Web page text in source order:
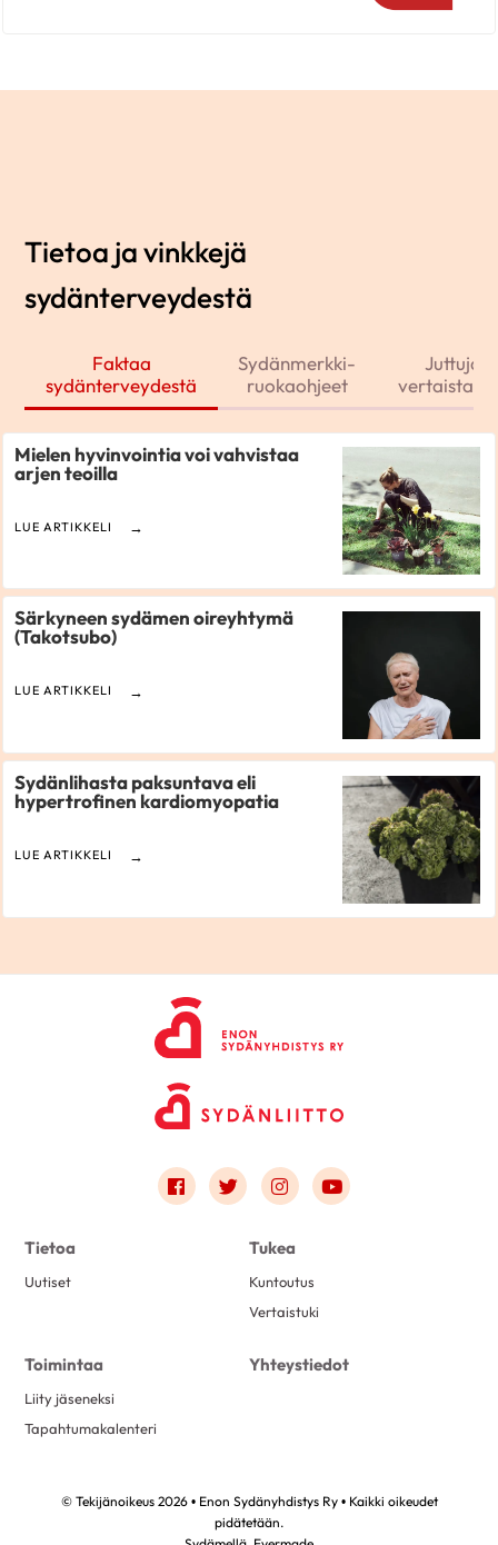
Tietoa ja vinkkejä
sydänterveydestä
Faktaa
sydänterveydestä
Sydänmerkki-
ruokaohjeet
Juttuja
Mielen hyvinvointia voi vahvistaa
arjen teoilla
LUE ARTIKKELI
Särkyneen sydämen oireyhtymä
(Takotsubo)
LUE ARTIKKELI
Sydänlihasta paksuntava eli
hypertrofinen kardiomyopatia
LUE ARTIKKELI
Link to facebook
Link to twitter
Link to instagram
Link to youtube
Tietoa
Uutiset
Tukea
Kuntoutus
Vertaistuki
Toimintaa
Liity jäseneksi
Tapahtumakalenteri
Yhteystiedot
© Tekijänoikeus 2026 • Enon Sydänyhdistys Ry • Kaikki oikeudet
pidätetään.